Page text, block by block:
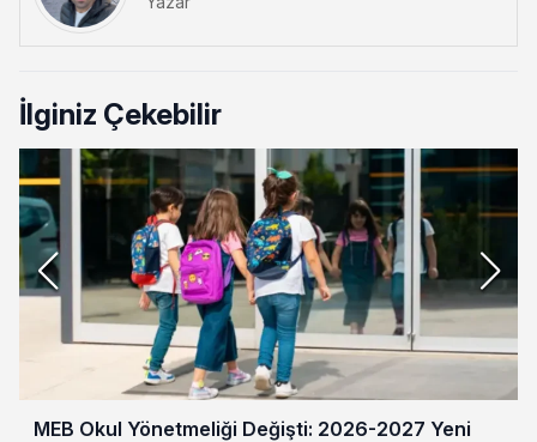
İlginiz Çekebilir
MEB Okul Yönetmeliği Değişti: 2026-2027 Yeni